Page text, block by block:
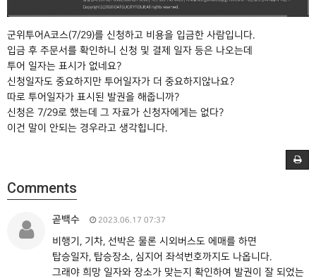
군위투어A코스(7/29)를 신청하고 비용을 입금한 사람입니다.
입금 후 주문서를 확인하니 신청 및 결제 일자 등은 나오는데
투어 일자는 표시가 없네요?
신청일자도 중요하지만 투어일자가 더 중요하지않나요?
따로 투어일자가 표시된 발권을 해줍니까?
신청은 7/29로 했는데 그 자료가 신청자에게는 없다?
이건 말이 안되는 경우라고 생각힙니다.
Comments
곧백수 2023.06.17 07:37
비행기, 기차, 선박은 물론 시외버스도 에매를 하면
탑승일자, 탑승장소, 심지어 좌석번호까지도 나옵니다.
그래야 희망 일자와 장소가 맞는지 확인하여 발권이 잘 되었는